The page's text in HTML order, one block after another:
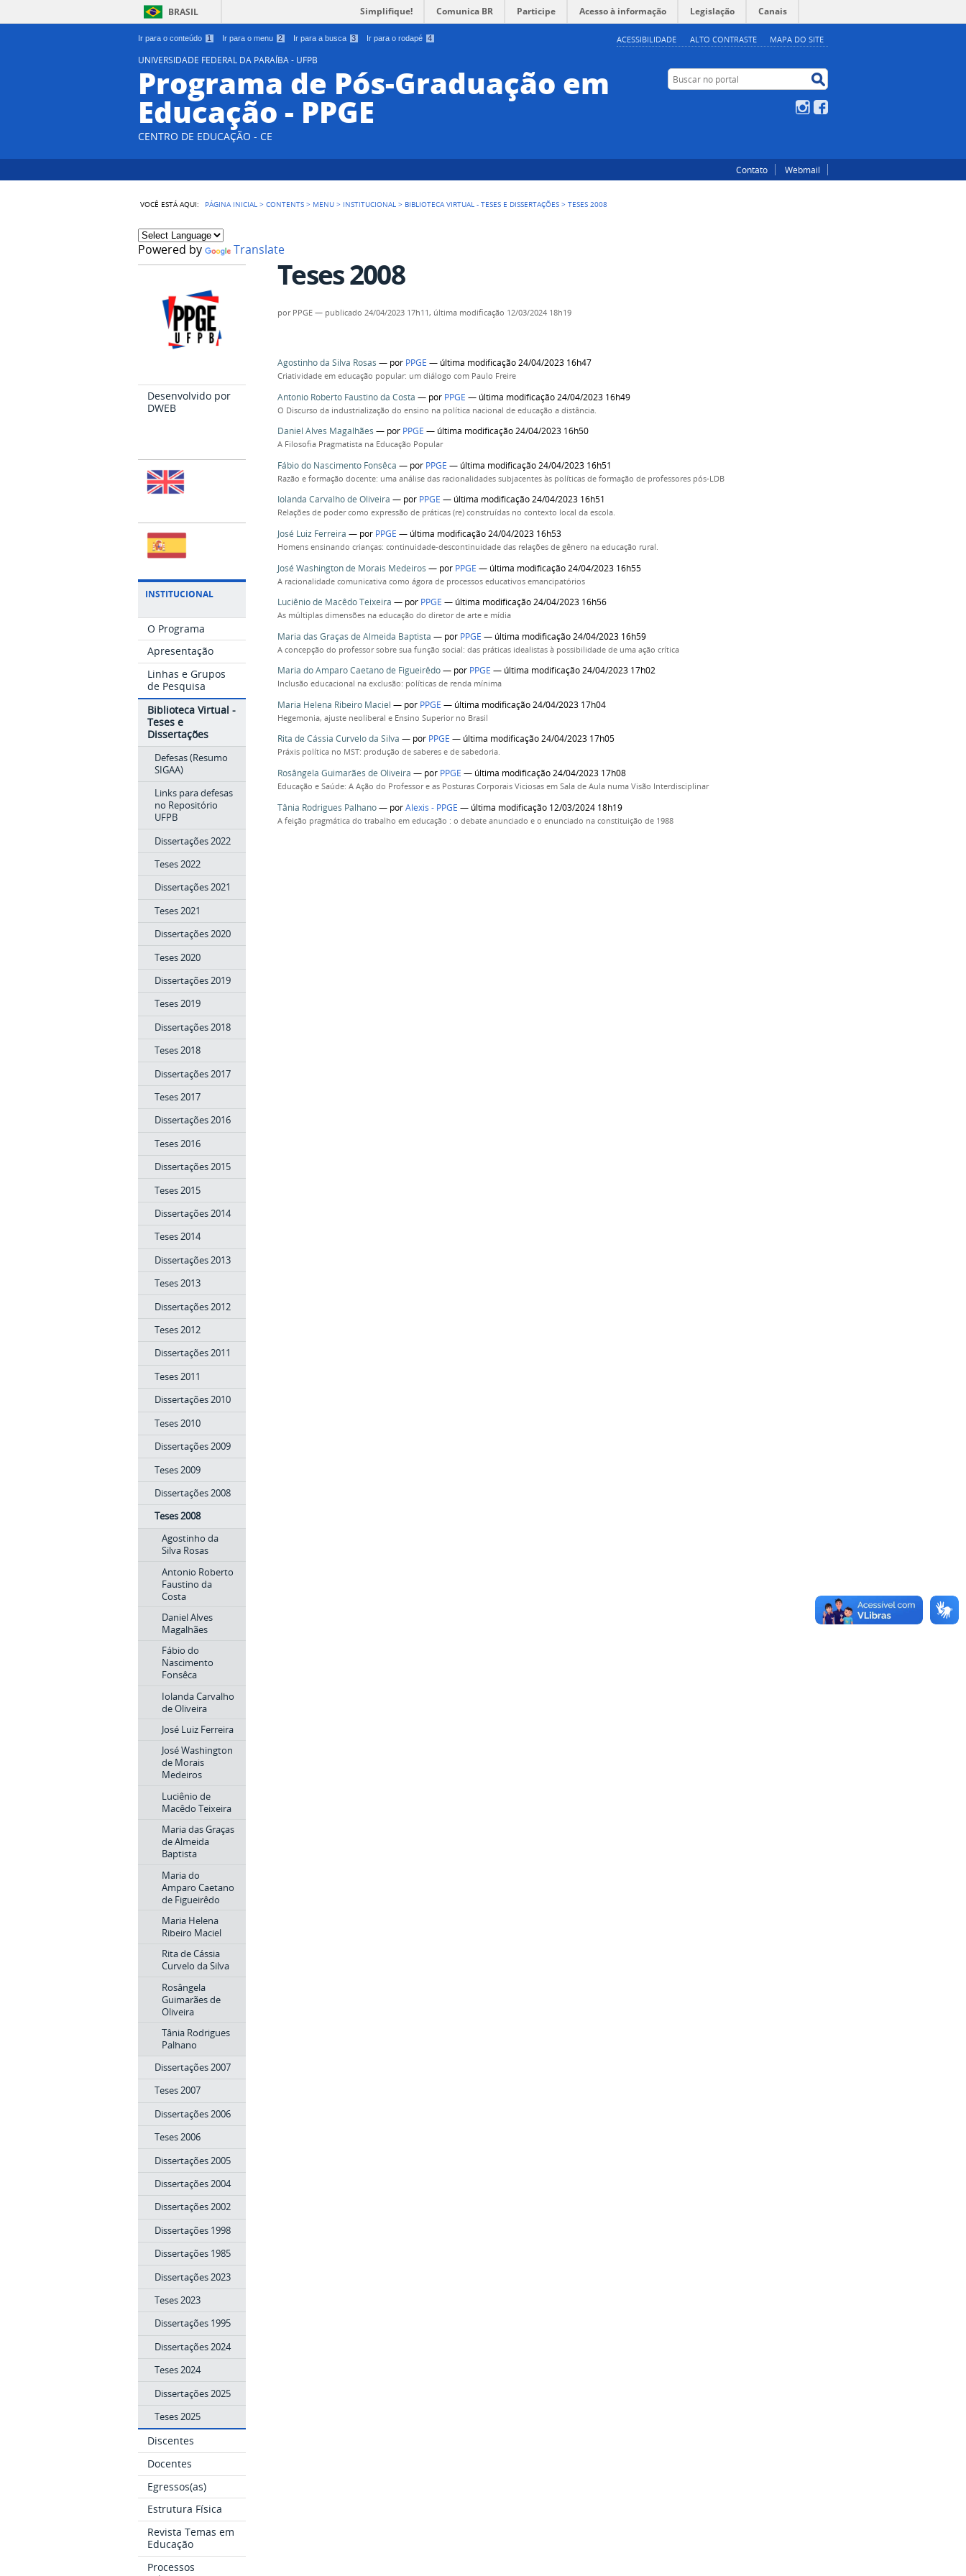
Ir para o conteúdo 1 Ir para o menu 2 Ir para a busca 3 Ir para o rodapé 4 ACESSIBILIDADE ALTO CONTRASTE MAPA DO SITE
BRASIL Simplifique! Comunica BR Participe Acesso à informação Legislação Canais
UNIVERSIDADE FEDERAL DA PARAÍBA - UFPB
Programa de Pós-Graduação em
Educação - PPGE
CENTRO DE EDUCAÇÃO - CE
Buscar no portal
Instagram
Contato Webmail
VOCÊ ESTÁ AQUI: PÁGINA INICIAL >CONTENTS > MENU > INSTITUCIONAL > BIBLIOTECA VIRTUAL - TESES E DISSERTAÇÕES >TESES 2008
Powered by Translate
Desenvolvido por
DWEB
INSTITUCIONAL
O Programa
Apresentação
Linhas e Grupos
de Pesquisa
Biblioteca Virtual -
Teses e
Dissertações
Defesas (Resumo
SIGAA)
Links para defesas
no Repositório
UFPB
Dissertações 2022
Teses 2022
Dissertações 2021
Teses 2021
Dissertações 2020
Teses 2020
Dissertações 2019
Teses 2019
Dissertações 2018
Teses 2018
Dissertações 2017
Teses 2017
Dissertações 2016
Teses 2016
Dissertações 2015
Teses 2015
Dissertações 2014
Teses 2014
Dissertações 2013
Teses 2013
Dissertações 2012
Teses 2012
Dissertações 2011
Teses 2011
Dissertações 2010
Teses 2010
Dissertações 2009
Teses 2009
Dissertações 2008
Teses 2008
Agostinho da
Silva Rosas
Antonio Roberto
Faustino da
Costa
Daniel Alves
Magalhães
Fábio do
Nascimento
Fonsêca
Iolanda Carvalho
de Oliveira
José Luiz Ferreira
José Washington
de Morais
Medeiros
Luciênio de
Macêdo Teixeira
Maria das Graças
de Almeida
Baptista
Maria do
Amparo Caetano
de Figueirêdo
Maria Helena
Ribeiro Maciel
Rita de Cássia
Curvelo da Silva
Rosângela
Guimarães de
Oliveira
Tânia Rodrigues
Palhano
Dissertações 2007
Teses 2007
Dissertações 2006
Teses 2006
Dissertações 2005
Dissertações 2004
Dissertações 2002
Dissertações 1998
Dissertações 1985
Dissertações 2023
Teses 2023
Dissertações 1995
Dissertações 2024
Teses 2024
Dissertações 2025
Teses 2025
Discentes
Docentes
Egressos(as)
Estrutura Física
Revista Temas em
Educação
Processos
Teses 2008
por PPGE — publicado 24/04/2023 17h11, última modificação 12/03/2024 18h19
Agostinho da Silva Rosas — por PPGE — última modificação 24/04/2023 16h47
Criatividade em educação popular: um diálogo com Paulo Freire
Antonio Roberto Faustino da Costa — por PPGE — última modificação 24/04/2023 16h49
O Discurso da industrialização do ensino na política nacional de educação a distância.
Daniel Alves Magalhães — por PPGE — última modificação 24/04/2023 16h50
A Filosofia Pragmatista na Educação Popular
Fábio do Nascimento Fonsêca — por PPGE — última modificação 24/04/2023 16h51
Razão e formação docente: uma análise das racionalidades subjacentes às políticas de formação de professores pós-LDB
Iolanda Carvalho de Oliveira — por PPGE — última modificação 24/04/2023 16h51
Relações de poder como expressão de práticas (re) construídas no contexto local da escola.
José Luiz Ferreira — por PPGE — última modificação 24/04/2023 16h53
Homens ensinando crianças: continuidade-descontinuidade das relações de gênero na educação rural.
José Washington de Morais Medeiros — por PPGE — última modificação 24/04/2023 16h55
A racionalidade comunicativa como ágora de processos educativos emancipatórios
Luciênio de Macêdo Teixeira — por PPGE — última modificação 24/04/2023 16h56
As múltiplas dimensões na educação do diretor de arte e mídia
Maria das Graças de Almeida Baptista — por PPGE — última modificação 24/04/2023 16h59
A concepção do professor sobre sua função social: das práticas idealistas à possibilidade de uma ação crítica
Maria do Amparo Caetano de Figueirêdo— por PPGE — última modificação 24/04/2023 17h02
Inclusão educacional na exclusão: políticas de renda mínima
Maria Helena Ribeiro Maciel — por PPGE — última modificação 24/04/2023 17h04
Hegemonia, ajuste neoliberal e Ensino Superior no Brasil
Rita de Cássia Curvelo da Silva — por PPGE — última modificação 24/04/2023 17h05
Práxis política no MST: produção de saberes e de sabedoria.
Rosângela Guimarães de Oliveira — por PPGE — última modificação 24/04/2023 17h08
Educação e Saúde: A Ação do Professor e as Posturas Corporais Viciosas em Sala de Aula numa Visão Interdisciplinar
Tânia Rodrigues Palhano— porAlexis - PPGE — última modificação 12/03/2024 18h19
A feição pragmática do trabalho em educação : o debate anunciado e o enunciado na constituição de 1988